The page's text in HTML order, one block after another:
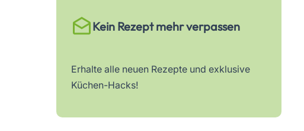
Kein Rezept mehr verpassen
Erhalte alle neuen Rezepte und exklusive
Küchen-Hacks!